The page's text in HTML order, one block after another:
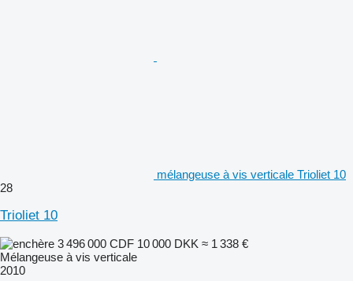
mélangeuse à vis verticale Trioliet 10
28
Trioliet 10
3 496 000 CDF 10 000 DKK ≈ 1 338 €
Mélangeuse à vis verticale
2010